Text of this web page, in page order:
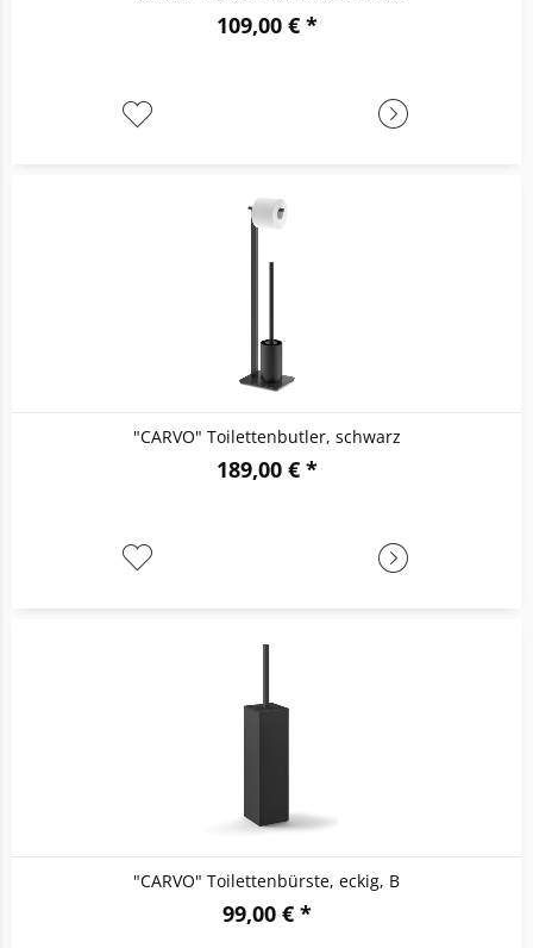
109,00 € *
"CARVO" Toilettenbutler, schwarz
189,00 € *
"CARVO" Toilettenbürste, eckig, B
99,00 € *